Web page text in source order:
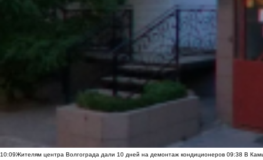
10:09Жителям центра Волгограда дали 10 дней на демонтаж кондиционеров 09:38 В